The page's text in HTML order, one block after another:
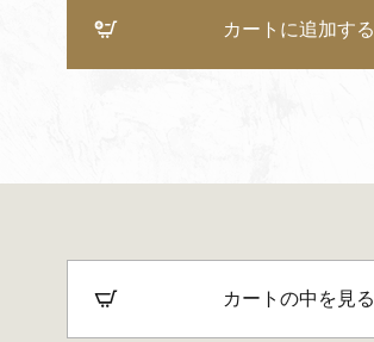
カートに追加する
カートの中を見る